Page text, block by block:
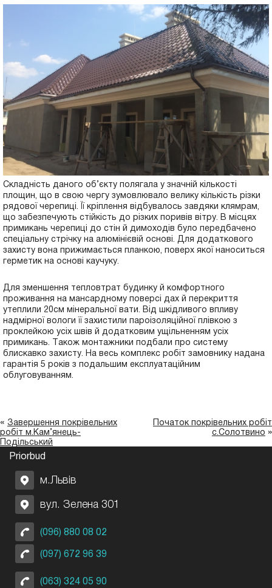
Складність даного об’єкту полягала у значній кількості
площин, що в свою чергу зумовлювало велику кількість різки
рядової черепиці. Її кріплення відбувалось завдяки клямрам,
що забезпечують стійкість до різких поривів вітру. В місцях
примикань черепиці до стін й димоходів було передбачено
спеціальну стрічку на алюмінієвій основі. Для додаткового
захисту вона прижимається планкою, поверх якої наноситься
герметик на основі каучуку.
Для зменшення тепловтрат будинку й комфортного
проживання на мансардному поверсі дах й перекриття
утеплили 20см мінеральної вати. Від шкідливого впливу
надмірної вологи її захистили пароізоляційної плівкою з
проклейкою усіх швів й додатковим ущільненням усіх
примикань. Також монтажники подбали про систему
блискавко захисту. На весь комплекс робіт замовнику надана
гарантія 5 років з подальшим експлуатаційним
облуговуванням.
« Завершення покрівельних
робіт м.Кам’янець-
Подільський
Початок покрівельних робіт
с.Солотвино »
Priorbud
м.Львів
вул. Зелена 301
(096) 880 08 02
(097) 672 96 39
(063) 324 05 90